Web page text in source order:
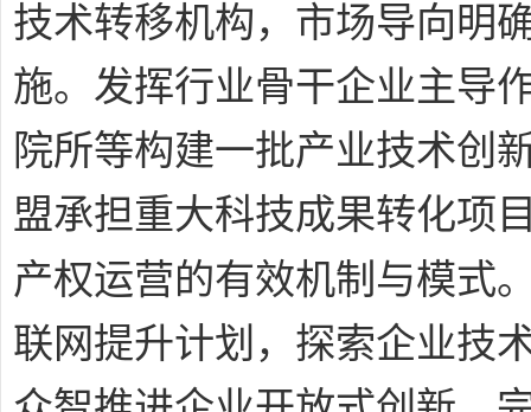
技术转移机构，市场导向明
施。发挥行业骨干企业主导
院所等构建一批产业技术创
盟承担重大科技成果转化项
产权运营的有效机制与模式
联网提升计划，探索企业技